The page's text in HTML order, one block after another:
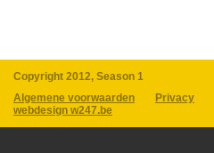
Copyright 2012, Season 1
Algemene voorwaarden
Privacy
webdesign w247.be